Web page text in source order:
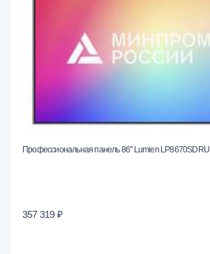
Профессиональная панель 86" Lumien LP8670SDRU
357 319 ₽